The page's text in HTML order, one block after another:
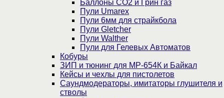
Баллоны CO2 и Грин газ
Пули Umarex
Пули 6мм для страйкбола
Пули Gletcher
Пули Walther
Пули для Гелевых Автоматов
Кобуры
ЗИП и тюнинг для МР-654К и Байкал
Кейсы и чехлы для пистолетов
Саундмодераторы, имитаторы глушителя и
стволы